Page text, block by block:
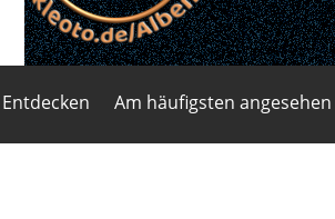
Entdecken Am häufigsten angesehen